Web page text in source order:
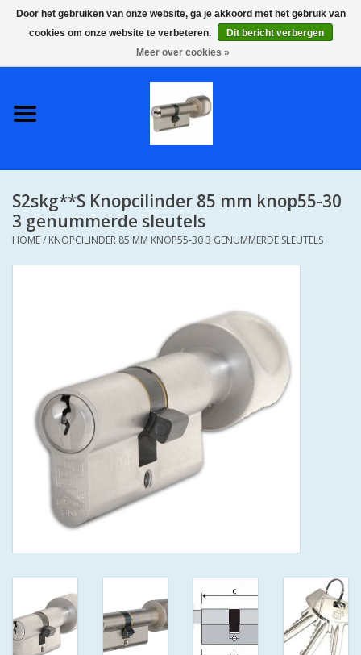
0 Artikelen - €0,00
S2 COMPLETE VEILIGE
SKG**
IEDERE GEWENSTE MAAT MET
S2 CILINDERSLOTEN IN IEDERE
GEWENSTE MAAT MET
KEERSLEUTEL
(GAATJES)VEILIGE
GENUMMERDE SLEUTELS
SKG**
ISEO F 6 EXTRA S
ANTIKERNTREK ZWART IN
VEILIGE SLEUTELS SKG***
ISEO F 6 EXTRA S
ANTIKERNTREK IN IEDERE
S2skg**S Knopcilinder 85 mm knop55-30
3 genummerde sleutels
HOME/ KNOPCILINDER 85 MM KNOP55-30 3 GENUMMERDE SLEUTELS
Door het gebruiken van onze website, ga je akkoord met het gebruik van
cookies om onze website te verbeteren.
Dit bericht verbergen
Meer over cookies »